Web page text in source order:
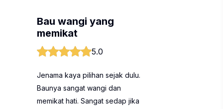
Bau wangi yang
memikat
5.0
Jenama kaya pilihan sejak dulu.
Baunya sangat wangi dan
memikat hati. Sangat sedap jika